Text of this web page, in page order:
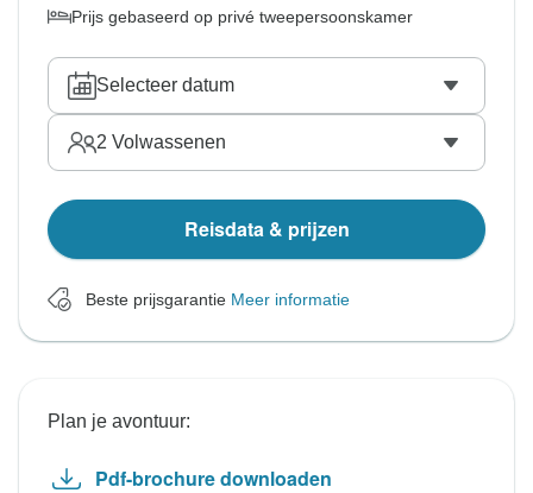
Prijs gebaseerd op privé tweepersoonskamer
Selecteer datum
2 Volwassenen
Reisdata & prijzen
Beste prijsgarantie Meer informatie
Plan je avontuur:
Pdf-brochure downloaden